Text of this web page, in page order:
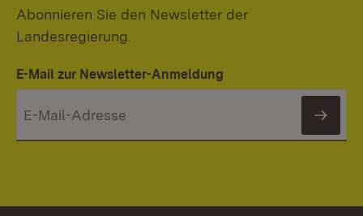
Abonnieren Sie den Newsletter der
Landesregierung.
E-Mail zur Newsletter-Anmeldung